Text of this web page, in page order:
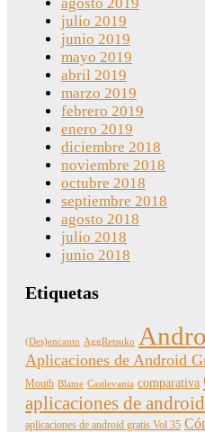
julio 2019
junio 2019
mayo 2019
abril 2019
marzo 2019
febrero 2019
enero 2019
diciembre 2018
noviembre 2018
octubre 2018
septiembre 2018
agosto 2018
julio 2018
junio 2018
Etiquetas
(Des)encanto AggRetsuko
Aplicaciones de Android
Mouth Blame Castlevania comparativa
aplicaciones de
aplicaciones de android gratis Vol 35